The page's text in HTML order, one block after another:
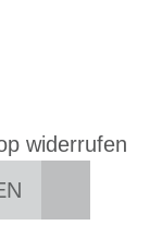
widerrufen